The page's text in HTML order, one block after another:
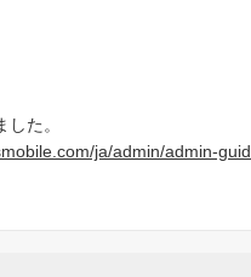
た。
ja/admin/admin-